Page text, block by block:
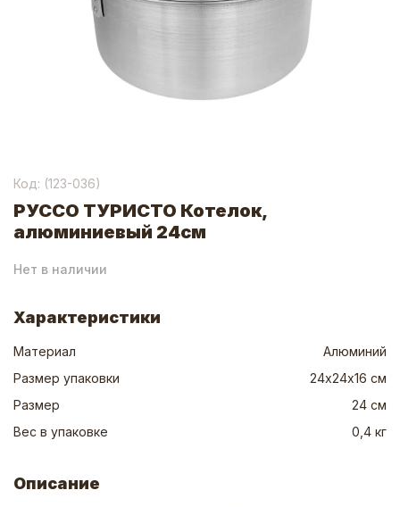
Код: (123-036)
РУССО ТУРИСТО Котелок,
алюминиевый 24см
Нет в наличии
Характеристики
Материал
Алюминий
Размер упаковки
24х24х16 см
Размер
24 см
Вес в упаковке
0,4 кг
Описание